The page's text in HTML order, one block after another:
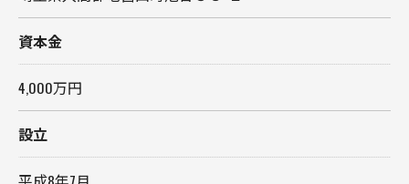
資本金
4,000万円
設立